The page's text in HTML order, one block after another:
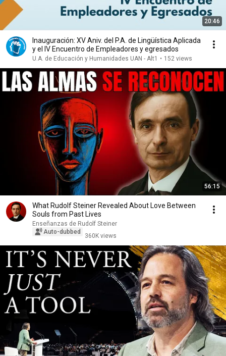
20:46
Inauguración: XV Aniv. del P.A. de Lingüística Aplicada
y el IV Encuentro de Empleadores y egresados
U.A. de Educación y Humanidades UAN - Alt1 • 152 views
56:15
What Rudolf Steiner Revealed About Love Between
Souls from Past Lives
Enseñanzas de Rudolf Steiner
Auto-dubbed
360K views